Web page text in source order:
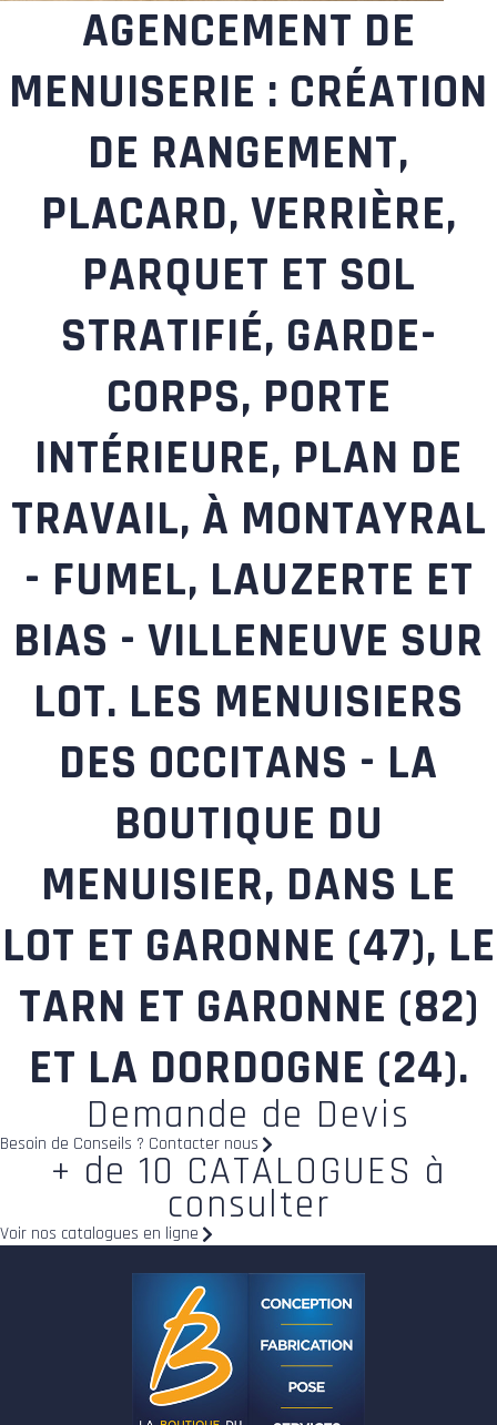
AGENCEMENT DE
MENUISERIE : CRÉATION
DE RANGEMENT,
PLACARD, VERRIÈRE,
PARQUET ET SOL
STRATIFIÉ, GARDE-
CORPS, PORTE
INTÉRIEURE, PLAN DE
TRAVAIL, À MONTAYRAL
- FUMEL, LAUZERTE ET
BIAS - VILLENEUVE SUR
LOT. LES MENUISIERS
DES OCCITANS - LA
BOUTIQUE DU
MENUISIER, DANS LE
LOT ET GARONNE (47), LE
TARN ET GARONNE (82)
ET LA DORDOGNE (24).
Demande de Devis
Besoin de Conseils ? Contacter nous
+ de 10 CATALOGUES à
consulter
Voir nos catalogues en ligne